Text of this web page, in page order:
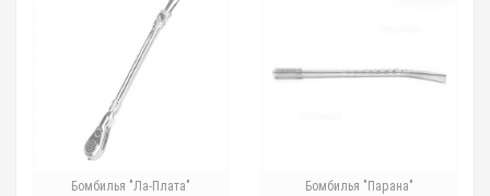
Бомбилья "Ла-Плата" Бомбилья "Парана"